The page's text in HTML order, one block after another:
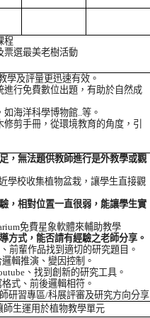
程
票選最美老樹活動
學及評量更迅速有效。
進行免費數位出題，有助於自然成
如海洋科學博物館..等。
剪手冊，從環境教育的角度，引
，無法題供教師進行是外教學或觀
學校收集植物盆栽，讓學生直接觀
，相對位置一直很弱，能讓學生實
免費星象軟體來輔助教學
方式，能否請有經驗之老師分享。
前輩作品找到適切的研究題目。
輯推演、變因控制。
、找到創新的研究工具。
式、前後邏輯相符。
研習專區/科展評審及研究方向分享
生運用於植物教學單元